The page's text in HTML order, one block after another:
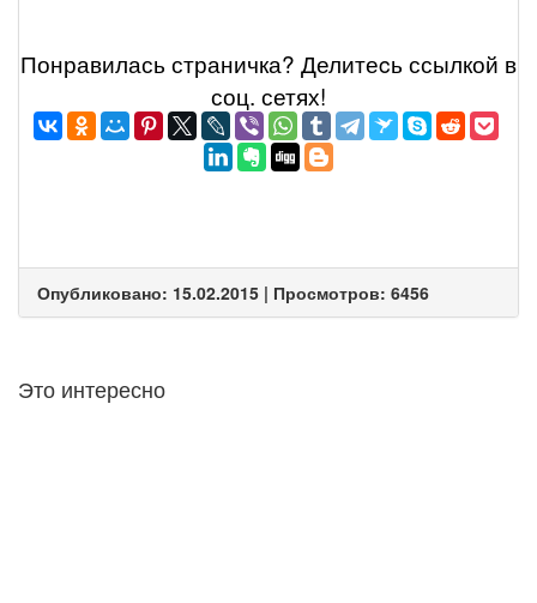
Понравилась страничка? Делитеcь ссылкой в
соц. сетях!
Опубликовано: 15.02.2015 | Просмотров: 6456
Это интересно